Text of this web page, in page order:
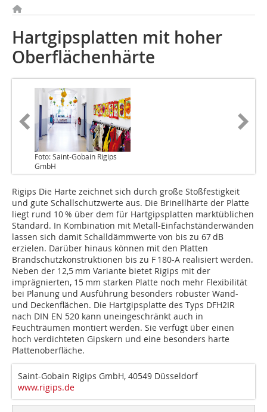
Hartgipsplatten mit hoher
Oberflächenhärte
Foto: Saint-Gobain Rigips
GmbH
Rigips Die Harte zeichnet sich durch große Stoßfestigkeit
und gute Schallschutzwerte aus. Die Brinellhärte der Platte
liegt rund 10 % über dem für Hartgipsplatten marktüblichen
Standard. In Kombination mit Metall-Einfachständerwänden
lassen sich damit Schalldämmwerte von bis zu 67 dB
erzielen. Darüber hinaus können mit den Platten
Brandschutzkonstruktionen bis zu F 180-A realisiert werden.
Neben der 12,5 mm Variante bietet Rigips mit der
imprägnierten, 15 mm starken Platte noch mehr Flexibilität
bei Planung und Ausführung besonders robuster Wand-
und Deckenflächen. Die Hartgipsplatte des Typs DFH2IR
nach DIN EN 520 kann uneingeschränkt auch in
Feuchträumen montiert werden. Sie verfügt über einen
hoch verdichteten Gipskern und eine besonders harte
Plattenoberfläche.
Saint-Gobain Rigips GmbH, 40549 Düsseldorf
www.rigips.de